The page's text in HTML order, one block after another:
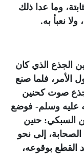
وما عدا ذلك
نعبأ به.
الجذع الذي كان
الأمر، فلما صنع
صوت كحنين
عليه وسلم- فوضع
السبكي: حنين
إلى نحو
القطع بوقوعه،